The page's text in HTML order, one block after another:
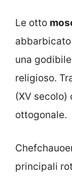
Le otto
una
religioso.
(XV secolo)
ottogonale.
principali